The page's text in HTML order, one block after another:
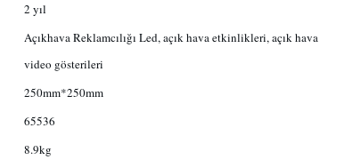
2 yıl
Açıkhava Reklamcılığı Led, açık hava etkinlikleri, açık hava
video gösterileri
250mm*250mm
65536
8.9kg